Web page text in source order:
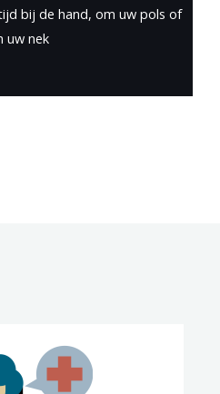
bij de hand, om uw pols of
uw nek